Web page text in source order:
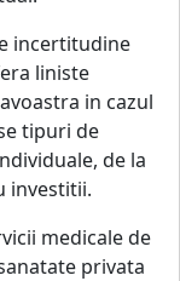
incertitudine
liniste
in cazul
tipuri de
de la
investitii.
medicale de
privata